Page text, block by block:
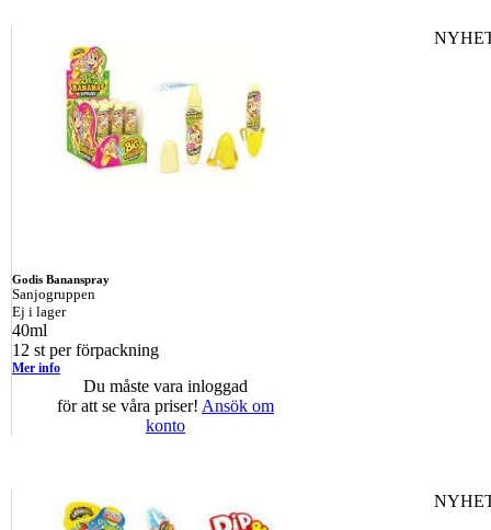
Godis Bananspray
Sanjogruppen
Ej i lager
40ml
12 st per förpackning
Mer info
Du måste vara inloggad
för att se våra priser! Ansök om
konto